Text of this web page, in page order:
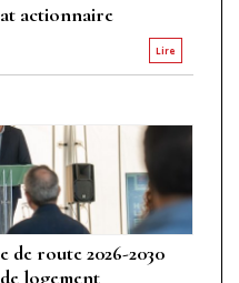
actionnaire
Lire
de route 2026-2030
logement